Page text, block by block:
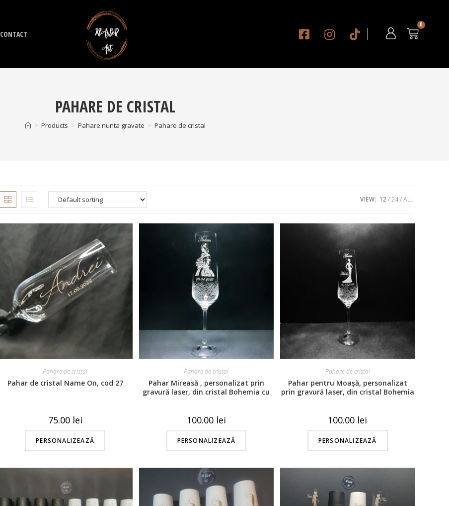
CONTACT
PAHARE DE CRISTAL
> Products > Pahare nunta gravate > Pahare de cristal
VIEW: 12 24 ALL
Pahare de cristal
Pahar de cristal Name On, cod 27
75.00 lei
PERSONALIZEAZĂ
Pahare de cristal
Pahar Mireasă , personalizat prin
gravură laser, din cristal Bohemia cu
100.00 lei
PERSONALIZEAZĂ
Pahare de cristal
Pahar pentru Moașă, personalizat
prin gravură laser, din cristal Bohemia
100.00 lei
PERSONALIZEAZĂ